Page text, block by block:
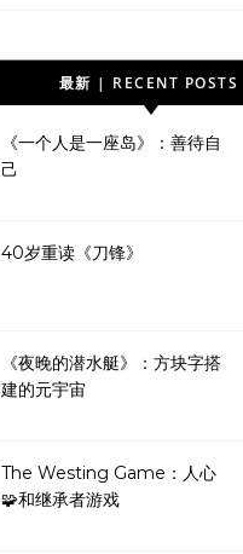
最新 | RECENT POSTS
《一个人是一座岛》：善待自
己
40岁重读《刀锋》
《夜晚的潜水艇》：方块字搭
建的元宇宙
The Westing Game：人心
🧩和继承者游戏